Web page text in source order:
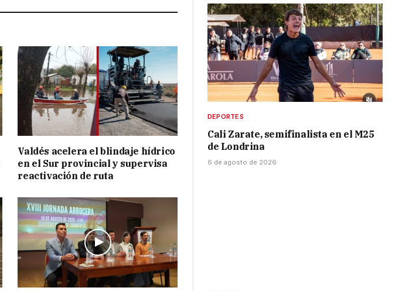
Valdés acelera el blindaje hídrico
en el Sur provincial y supervisa
reactivación de ruta
DEPORTES
Cali Zarate, semifinalista en el M25
de Londrina
6 de agosto de 2026